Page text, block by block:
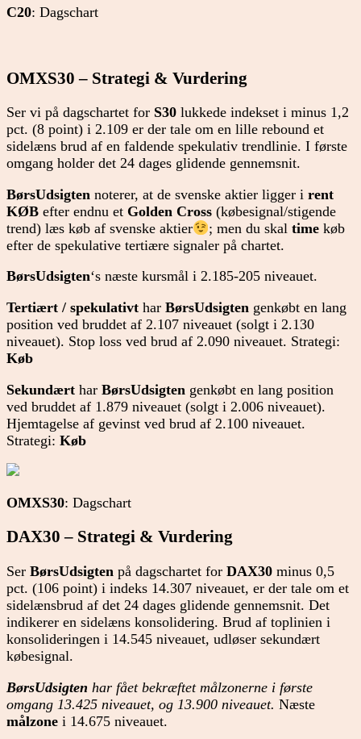
C20: Dagschart
OMXS30 – Strategi & Vurdering
Ser vi på dagschartet for S30 lukkede indekset i minus 1,2
pct. (8 point) i 2.109 er der tale om en lille rebound et
sidelæns brud af en faldende spekulativ trendlinie. I første
omgang holder det 24 dages glidende gennemsnit.
BørsUdsigten noterer, at de svenske aktier ligger i rent
KØB efter endnu et Golden Cross (købesignal/stigende
trend) læs køb af svenske aktier
; men du skaltime køb
efter de spekulative tertiære signaler på chartet.
BørsUdsigten‘s næste kursmål i 2.185-205 niveauet.
Tertiært / spekulativt har BørsUdsigten genkøbt en lang
position ved bruddet af 2.107 niveauet (solgt i 2.130
niveauet). Stop loss ved brud af 2.090 niveauet. Strategi:
Køb
Sekundært har BørsUdsigten genkøbt en lang position
ved bruddet af 1.879 niveauet (solgt i 2.006 niveauet).
Hjemtagelse af gevinst ved brud af 2.100 niveauet.
Strategi: Køb
OMXS30: Dagschart
DAX30 – Strategi & Vurdering
Ser BørsUdsigten på dagschartet for DAX30 minus 0,5
pct. (106 point) i indeks 14.307 niveauet, er der tale om et
sidelænsbrud af det 24 dages glidende gennemsnit. Det
indikerer en sidelæns konsolidering. Brud af toplinien i
konsolideringen i 14.545 niveauet, udløser sekundært
købesignal.
BørsUdsigten har fået bekræftet målzonerne i første
omgang 13.425 niveauet, og 13.900 niveauet. Næste
målzone i 14.675 niveauet.